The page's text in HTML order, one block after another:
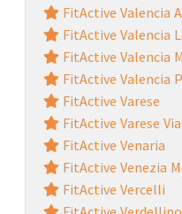
FitActive Valencia
FitActive Valencia
FitActive Valencia
FitActive Valencia
FitActive Varese
FitActive Varese
FitActive Venaria
FitActive Venezia
FitActive Vercelli